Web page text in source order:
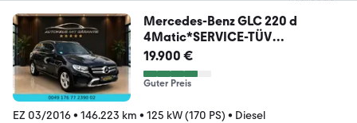
Mercedes-Benz GLC 220 d
4Matic*SERVICE-TÜV
NEU*NAVI*SHZ*EURO6*
19.900 €
Guter Preis
EZ 03/2016• 146.223 km • 125 kW (170 PS) • Diesel